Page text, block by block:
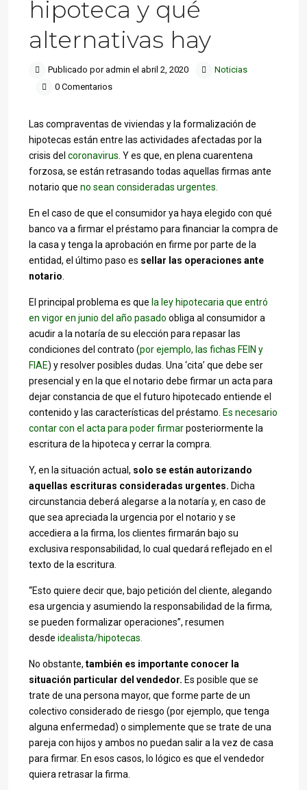
hipoteca y qué
alternativas hay
Publicado por admin el abril 2, 2020
Noticias
0 Comentarios
Las compraventas de viviendas y la formalización de
hipotecas están entre las actividades afectadas por la
crisis del coronavirus . Y es que, en plena cuarentena
forzosa, se están retrasando todas aquellas firmas ante
notario que no sean consideradas urgentes.
En el caso de que el consumidor ya haya elegido con qué
banco va a firmar el préstamo para financiar la compra de
la casa y tenga la aprobación en firme por parte de la
entidad, el último paso es sellar las operaciones ante
notario
El principal problema es que la ley hipotecaria que entró
en vigor en junio del año pasado obliga al consumidor a
acudir a la notaría de su elección para repasar las
condiciones del contrato (por ejemplo, las fichas FEIN y
FIAE) y resolver posibles dudas. Una ‘cita’ que debe ser
presencial y en la que el notario debe firmar un acta para
dejar constancia de que el futuro hipotecado entiende el
contenido y las características del préstamo. Es necesario
contar con el acta para poder firmarposteriormente la
escritura de la hipoteca y cerrar la compra.
Y, en la situación actual, solo se están autorizando
aquellas escrituras consideradas urgentes. Dicha
circunstancia deberá alegarse a la notaría y, en caso de
que sea apreciada la urgencia por el notario y se
accediera a la firma, los clientes firmarán bajo su
exclusiva responsabilidad, lo cual quedará reflejado en el
texto de la escritura.
“Esto quiere decir que, bajo petición del cliente, alegando
esa urgencia y asumiendo la responsabilidad de la firma,
se pueden formalizar operaciones”, resumen
desde idealista/hipotecas.
No obstante, también es importante conocer la
situación particular del vendedor. Es posible que se
trate de una persona mayor, que forme parte de un
colectivo considerado de riesgo (por ejemplo, que tenga
alguna enfermedad) o simplemente que se trate de una
pareja con hijos y ambos no puedan salir a la vez de casa
para firmar. En esos casos, lo lógico es que el vendedor
quiera retrasar la firma.